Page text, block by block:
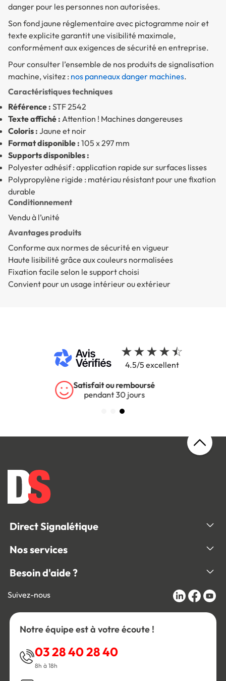
danger pour les personnes non autorisées.
Son fond jaune réglementaire avec pictogramme noir et
texte explicite garantit une visibilité maximale,
conformément aux exigences de sécurité en entreprise.
Pour consulter l’ensemble de nos produits de signalisation
machine, visitez : nos panneaux danger machines.
Caractéristiques techniques
Référence : STF 2542
Texte affiché : Attention ! Machines dangereuses
Coloris : Jaune et noir
Format disponible : 105 x 297 mm
Supports disponibles :
Polyester adhésif : application rapide sur surfaces lisses
Polypropylène rigide : matériau résistant pour une fixation
durable
Conditionnement
Vendu à l’unité
Avantages produits
Conforme aux normes de sécurité en vigueur
Haute lisibilité grâce aux couleurs normalisées
Fixation facile selon le support choisi
Convient pour un usage intérieur ou extérieur
4.5/5 excellent
Garantie 5 ans
sur tous nos produits
Direct Signalétique
Nos services
Besoin d'aide ?
Suivez-nous
Notre équipe est à votre écoute !
03 28 40 28 40
8h à 18h